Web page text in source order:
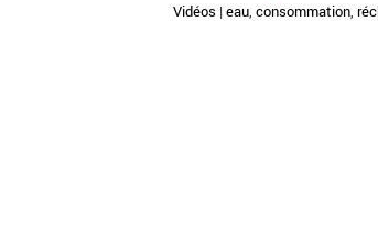
Vidéos | eau, consommation,